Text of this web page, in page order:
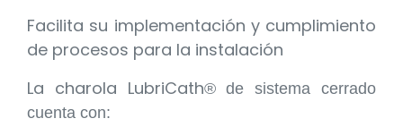
Facilita su implementación y cumplimiento
de procesos para la instalación
La charola LubriCath® de sistema cerrado
cuenta con: